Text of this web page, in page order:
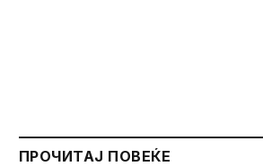
ПРОЧИТАЈ ПОВЕЌЕ